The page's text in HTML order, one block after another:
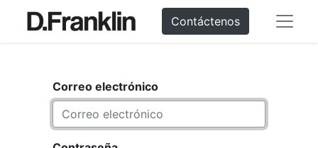
Contáctenos
Correo electrónico